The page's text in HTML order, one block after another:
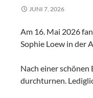
JUNI 7, 2026
Am 16. Mai 2026
Sophie Loew in der
Nach einer schönen
durchturnen.